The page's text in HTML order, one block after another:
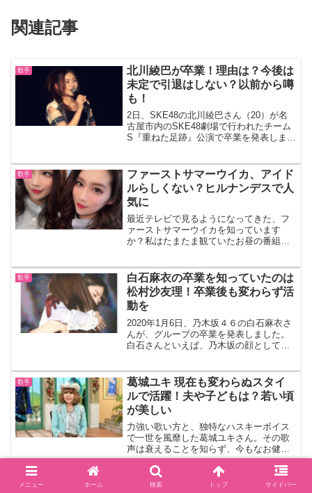
関連記事
歌手
北川綾巴が卒業！理由は？今後は
未定で引退はしない？以前から噂
も！
2日、SKE48の北川綾巴さん（20）が名
古屋市内のSKE48劇場で行われたチーム
S『重ねた足跡』公演で卒業を発表しまし
以前から卒業間近だと噂されていた北川
綾巴さんに...
歌手
ファーストサマーウイカ、アイド
ルらしくない？ヒルナンデスで人
気に
最近テレビで見るようになってきた、フ
ァーストサマーウイカを知っています
か？私はたまたま観ていたお昼の番組で
でした。すっぴんを披露していて、関西
弁でははっきり言う感じなの...
歌手
白石麻衣の卒業を知っていたのは
松村沙友理！卒業後も変わらず活
動を
2020年1月6日、乃木坂４６の白石麻衣さ
んが、グループの卒業を発表しました。
白石さんといえば、乃木坂の顔として知
っています。そんな白石麻衣さんの卒業
を知っていたのは、...
歌手
葛城ユキ 現在も変わらぬスタイ
ルで活躍！夫や子どもは？若い頃
が美しい
力強い歌い方と、独特なハスキーボイス
で一世を風靡した葛城ユキさん。その歌
声は衰えることを知らず、今もなお健在
で多くの人を魅了しています。今回は、
葛城ユキさんに迫っていきます。葛城ユ
キ現在も変わらぬスタイルで活躍！葛城
歌手 藤井香愛のプロフィールや経歴
メニュー ホーム 検索 トップ サイドバー